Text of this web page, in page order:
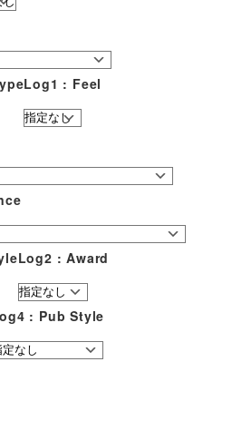
Log1 : Feel
Log2 : Award
: Pub Style